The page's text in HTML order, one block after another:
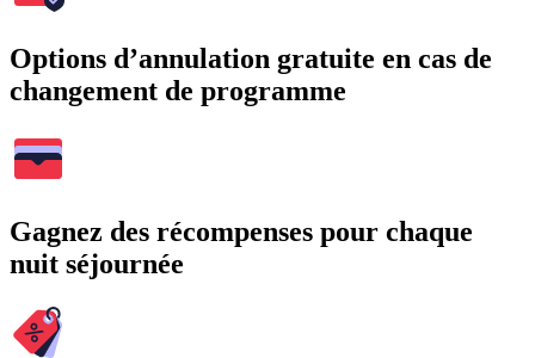
Options d’annulation gratuite en cas de
changement de programme
Gagnez des récompenses pour chaque
nuit séjournée